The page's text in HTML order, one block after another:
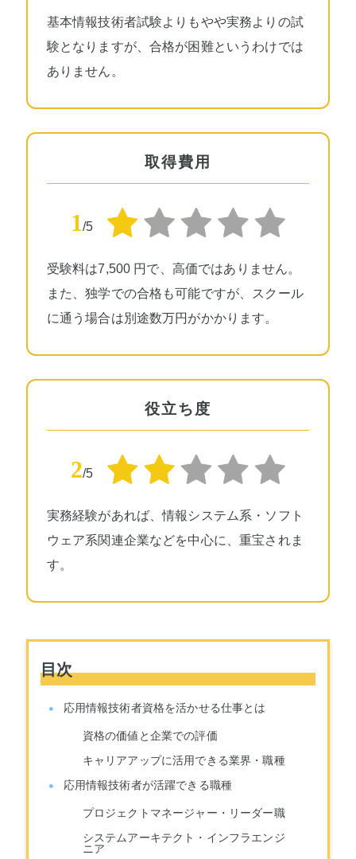
基本情報技術者試験よりもやや実務よりの試
験となりますが、合格が困難というわけでは
ありません。
取得費用
1/5
受験料は7,500 円で、高価ではありません。
また、独学での合格も可能ですが、スクール
に通う場合は別途数万円がかかります。
役立ち度
2/5
実務経験があれば、情報システム系・ソフト
ウェア系関連企業などを中心に、重宝されま
す。
目次
応用情報技術者資格を活かせる仕事とは
資格の価値と企業での評価
キャリアアップに活用できる業界・職種
応用情報技術者が活躍できる職種
プロジェクトマネージャー・リーダー職
システムアーキテクト・インフラエンジ
ニア